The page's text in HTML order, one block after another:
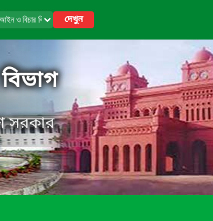
দেখুন
সরকার